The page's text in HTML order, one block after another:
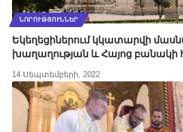
ՆՈՐՈՒԹՅՈՒՆՆԵՐ
Եկեղեցիներում կկատարվի
խաղաղության և Հայոց բանակի
14 Սեպտեմբերի, 2022